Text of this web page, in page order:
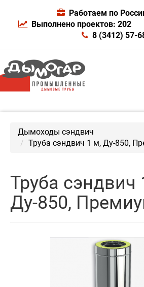
Работаем по
Выполнено проектов: 202
8 (3412) 57-
Дымоходы сэндвич
Труба сэндвич 1 м, Ду-850,
Труба сэндвич
Ду-850,